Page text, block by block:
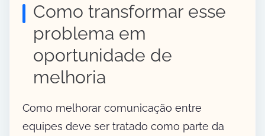
Como transformar esse
problema em
oportunidade de
melhoria
Como melhorar comunicação entre
equipes deve ser tratado como parte da